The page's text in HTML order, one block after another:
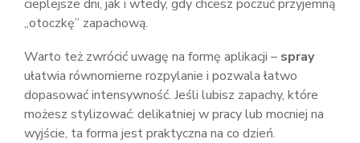
cieplejsze dni, jak i wtedy, gdy chcesz poczuć przyjemną
„otoczkę” zapachową.
Warto też zwrócić uwagę na formę aplikacji – spray
ułatwia równomierne rozpylanie i pozwala łatwo
dopasować intensywność. Jeśli lubisz zapachy, które
możesz stylizować: delikatniej w pracy lub mocniej na
wyjście, ta forma jest praktyczna na co dzień.